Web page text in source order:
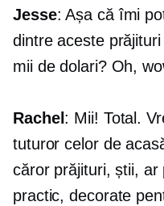
Jesse: Așa că îmi
dintre aceste
mii de dolari? Oh,
Rachel : Mii! Total.
tuturor celor de
căror prăjituri, știi, ar
practic, decorate